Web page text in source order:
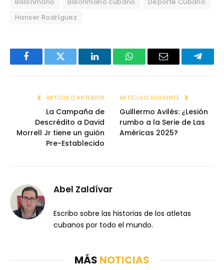
Balonmano Balonmano cubano
Deporte Cubano
Hanser Rodríguez
FacebookTwitter LinkedInWhatsAppEmail
ARTÍCULO ANTERIOR
La Campaña de
Descrédito a David
Morrell Jr tiene un guión
Pre-Establecido
ARTÍCULO SIGUIENTE
Guillermo Avilés: ¿Lesión
rumbo a la Serie de Las
Américas 2025?
Abel Zaldívar
Escribo sobre las historias de los atletas
cubanos por todo el mundo.
MÁS NOTICIAS